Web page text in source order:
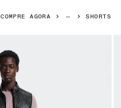
COMPRE AGORA SHORTS